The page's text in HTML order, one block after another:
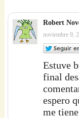
Robert
noviembre 9,
Estuve
final
espero
me